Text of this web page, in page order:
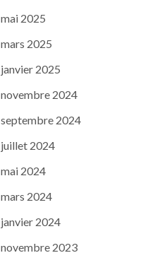
mai 2025
mars 2025
janvier 2025
novembre 2024
septembre 2024
juillet 2024
mai 2024
mars 2024
janvier 2024
novembre 2023